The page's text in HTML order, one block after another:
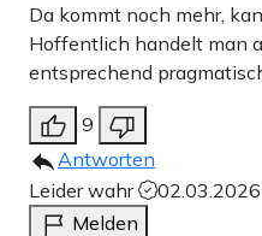
Da kommt noch mehr,
Hoffentlich handelt man
entsprechend
9
Antworten
Leider wahr
Melden